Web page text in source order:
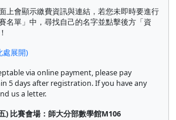
上會顯示繳費資訊與連結，若您未即時要進行
名單」中，尋找自己的名字並點擊後方「資
處展開)
via online payment, please pay
5 days after registration. If you have any
us a letter.
比賽會場：師大分部數學館M106